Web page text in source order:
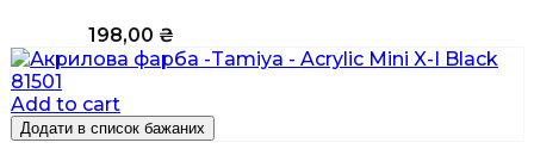
198,00 ₴
Add to cart
Додати в список бажаних